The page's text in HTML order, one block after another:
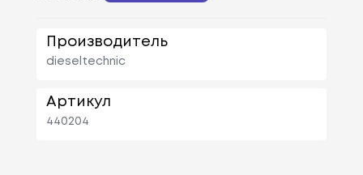
Производитель
dieseltechnic
Артикул
440204